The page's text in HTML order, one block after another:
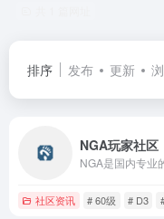
排序 发布 更新
NGA玩家社区
社区资讯 # 60级 # D3